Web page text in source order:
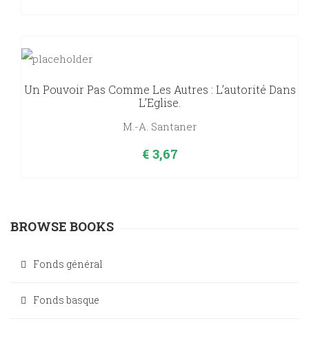
Un Pouvoir Pas Comme Les Autres : L’autorité Dans
L’Eglise.
M.-A. Santaner
€3,67
BROWSE BOOKS
Fonds général
Fonds basque